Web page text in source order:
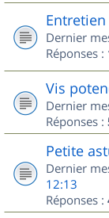
Dernier
Réponses :
Vis
Dernier
Réponses :
Petite
Dernier
12:13
Réponses :